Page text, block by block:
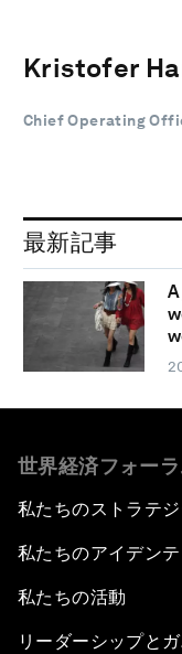
Kristofer
Chief Operating
最新記事
世界経済フォー
私たちのストラテ
私たちのアイデンテ
私たちの活動
リーダーシップと